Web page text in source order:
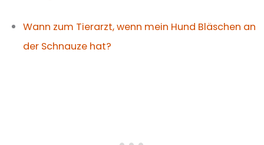
Wann zum Tierarzt, wenn mein Hund Bläschen an
der Schnauze hat?